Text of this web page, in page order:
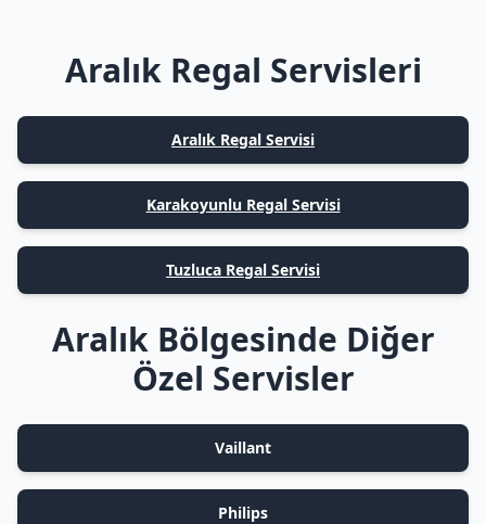
Aralık Regal Servisleri
Aralık Regal Servisi
Karakoyunlu Regal Servisi
Tuzluca Regal Servisi
Aralık Bölgesinde Diğer
Özel Servisler
Vaillant
Philips